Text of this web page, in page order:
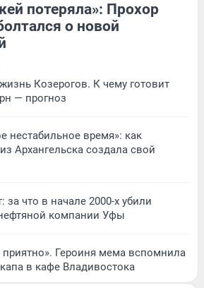
потеряла»: Прохор
о новой
Козерогов. К чему готовит
— прогноз
нестабильное время»: как
Архангельска создала свой
за что в начале 2000-х убили
компании Уфы
Героиня мема вспомнила
в кафе Владивостока